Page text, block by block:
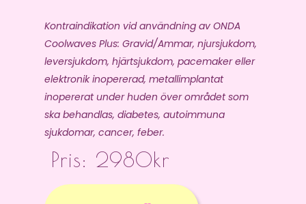
Kontraindikation vid användning av ONDA
Coolwaves Plus: Gravid/Ammar, njursjukdom,
leversjukdom, hjärtsjukdom, pacemaker eller
elektronik inopererad, metallimplantat
inopererat under huden över området som
ska behandlas, diabetes, autoimmuna
sjukdomar, cancer, feber.
Pris: 2980kr